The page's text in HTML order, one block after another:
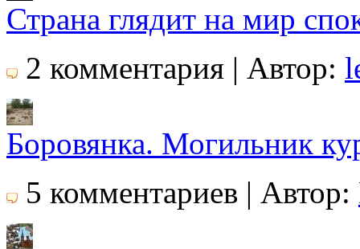
Страна глядит на мир
2 комментария | Автор:
Боровянка. Могильник
5 комментариев | Автор: